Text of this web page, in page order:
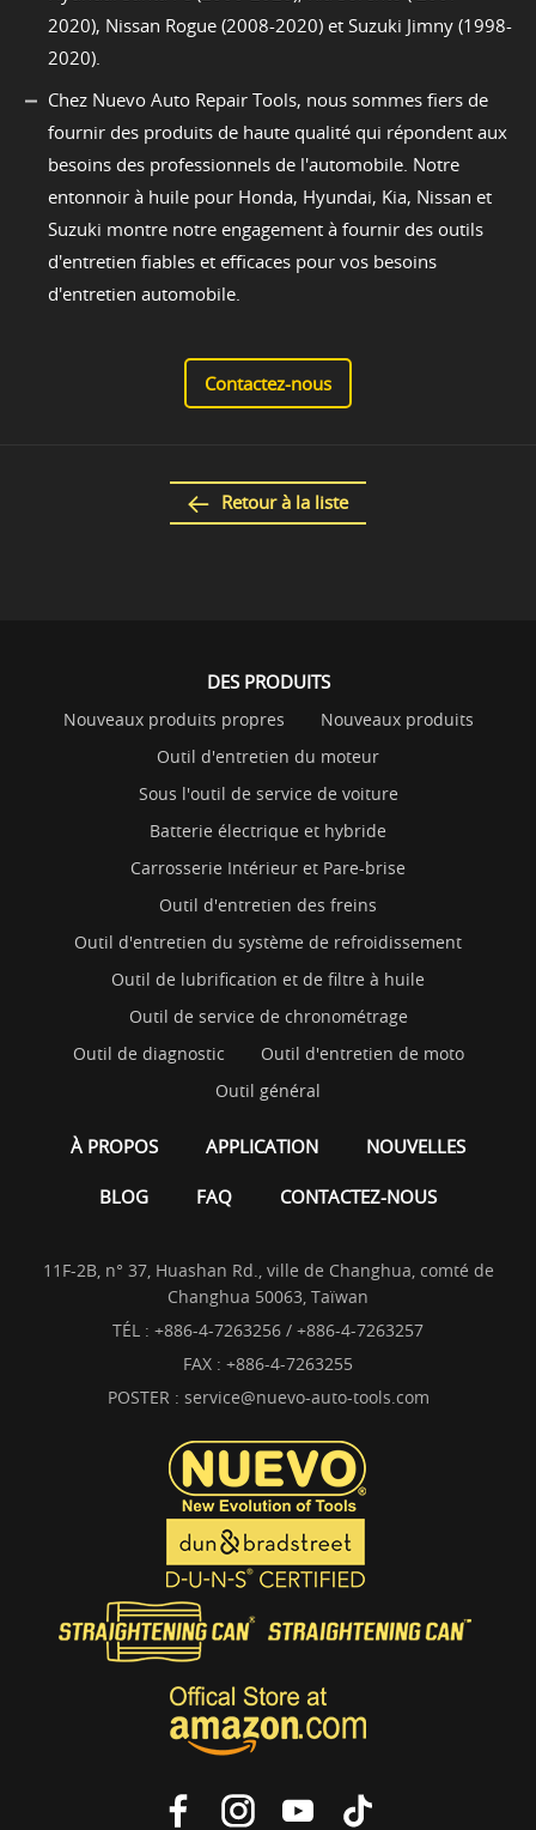
2020), Nissan Rogue (2008-2020) et Suzuki Jimny (1998-
2020).
Chez Nuevo Auto Repair Tools, nous sommes fiers de
fournir des produits de haute qualité qui répondent aux
besoins des professionnels de l'automobile. Notre
entonnoir à huile pour Honda, Hyundai, Kia, Nissan et
Suzuki montre notre engagement à fournir des outils
d'entretien fiables et efficaces pour vos besoins
d'entretien automobile.
Contactez-nous
Retour à la liste
DES PRODUITS
Nouveaux produits propres
Nouveaux produits
Outil d'entretien du moteur
Sous l'outil de service de voiture
Batterie électrique et hybride
Carrosserie Intérieur et Pare-brise
Outil d'entretien des freins
Outil d'entretien du système de refroidissement
Outil de lubrification et de filtre à huile
Outil de service de chronométrage
Outil de diagnostic
Outil d'entretien de moto
Outil général
À PROPOS APPLICATION NOUVELLES
BLOG FAQ CONTACTEZ-NOUS
11F-2B, n° 37, Huashan Rd., ville de Changhua, comté de
Changhua 50063, Taïwan
TÉL : +886-4-7263256 / +886-4-7263257
FAX : +886-4-7263255
POSTER : service@nuevo-auto-tools.com